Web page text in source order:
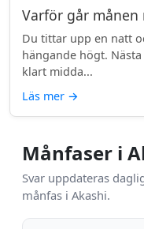
Varför går månen
Du tittar upp en natt
hängande högt.
klart midda...
Läs mer →
Månfaser i
Svar uppdateras
månfas i Akashi.